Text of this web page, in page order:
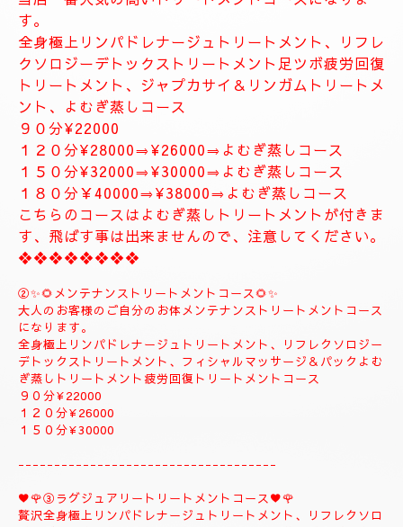
お体が軽くなり、とても癒されます。
精神的にお疲れの方におすすめ致します。
１２０分⇒¥30000⇒¥27000
１５０分⇒¥35000⇒¥33000
❖❖❖❖❖❖❖
❖❖❖❖❖❖❖❖❖❖❖❖
✨８月のおすすめコース✨
🌺🌻①ジャプカサイ＆リンガムトリートメントコース
🌻🌺
当店一番人気の高いトリートメントコースになりま
す。
全身極上リンパドレナージュトリートメント、リフレ
クソロジーデトックストリートメント足ツボ疲労回復
トリートメント、ジャプカサイ＆リンガムトリートメ
ント、よむぎ蒸しコース
９０分¥22000
１２０分¥28000⇒¥26000⇒よむぎ蒸しコース
１５０分¥32000⇒¥30000⇒よむぎ蒸しコース
１８０分￥40000⇒¥38000⇒よむぎ蒸しコース
❖❖❖❖❖❖❖❖